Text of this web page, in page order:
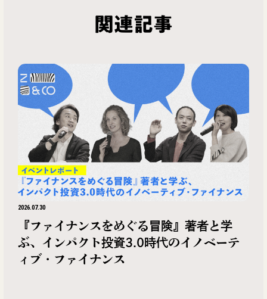
関連記事
2026.07.30
『ファイナンスをめぐる冒険』著者と学
ぶ、インパクト投資3.0時代のイノベーテ
ィブ・ファイナンス